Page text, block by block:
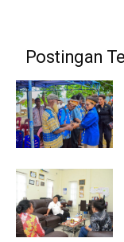
Postingan